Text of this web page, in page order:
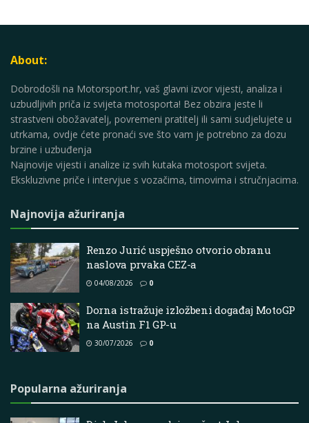
About:
Dobrodošli na Motorsport.hr, vaš glavni izvor vijesti, analiza i
uzbudljivih priča iz svijeta motosporta! Bez obzira jeste li
strastveni obožavatelj, povremeni pratitelj ili sami sudjelujete u
utrkama, ovdje ćete pronaći sve što vam je potrebno za dozu
brzine i uzbuđenja
Najnovije vijesti i analize iz svih kutaka motosport svijeta.
Ekskluzivne priče i intervjue s vozačima, timovima i stručnjacima.
Najnovija ažuriranja
Renzo Jurić uspješno otvorio obranu
naslova prvaka CEZ-a
04/08/2026 0
Dorna istražuje izložbeni događaj MotoGP
na Austin F1 GP-u
30/07/2026 0
Popularna ažuriranja